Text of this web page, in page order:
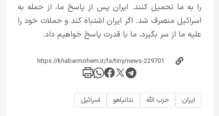
را به ما تحمیل کنند. ایران پس از پاسخ ما، از حمله به
اسرائیل منصرف شد. اگر ایران اشتباه کند و حملات خود را
علیه ما از سر بگیرد، ما با قدرت پاسخ خواهیم داد.
ایران حزب الله نتانیاهو اسرائیل